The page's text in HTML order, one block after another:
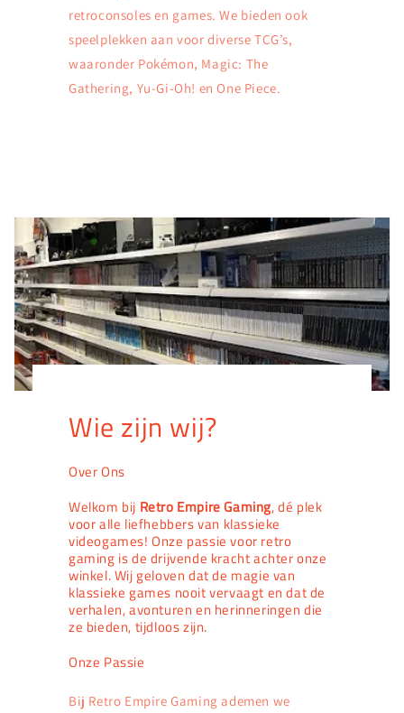
retroconsoles en games. We bieden ook
speelplekken aan voor diverse TCG’s,
waaronder Pokémon, Magic: The
Gathering, Yu-Gi-Oh! en One Piece.
Wie zijn wij?
Over Ons
Welkom bij Retro Empire Gaming, dé plek
voor alle liefhebbers van klassieke
videogames! Onze passie voor retro
gaming is de drijvende kracht achter onze
winkel. Wij geloven dat de magie van
klassieke games nooit vervaagt en dat de
verhalen, avonturen en herinneringen die
ze bieden, tijdloos zijn.
Onze Passie
Bij Retro Empire Gaming ademen we